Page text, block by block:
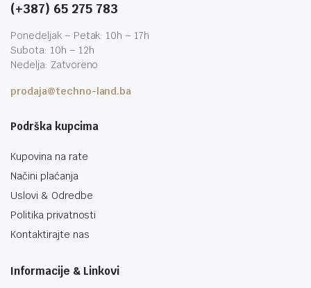
(+387) 65 275 783
Ponedeljak – Petak: 10h – 17h
Subota: 10h – 12h
Nedelja: Zatvoreno
prodaja@techno-land.ba
Podrška kupcima
Kupovina na rate
Načini plaćanja
Uslovi & Odredbe
Politika privatnosti
Kontaktirajte nas
Informacije & Linkovi